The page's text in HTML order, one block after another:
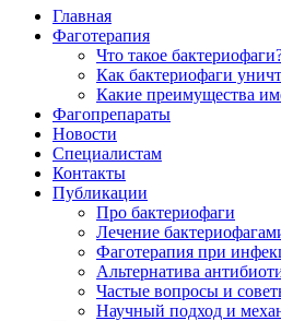
Главная
Фаготерапия
Что такое
Как бактериофаги
Какие преимущества
Фагопрепараты
Новости
Специалистам
Контакты
Публикации
Про бактериофаги
Лечение
Фаготерапия при
Альтернатива
Частые вопросы и
Научный подход и